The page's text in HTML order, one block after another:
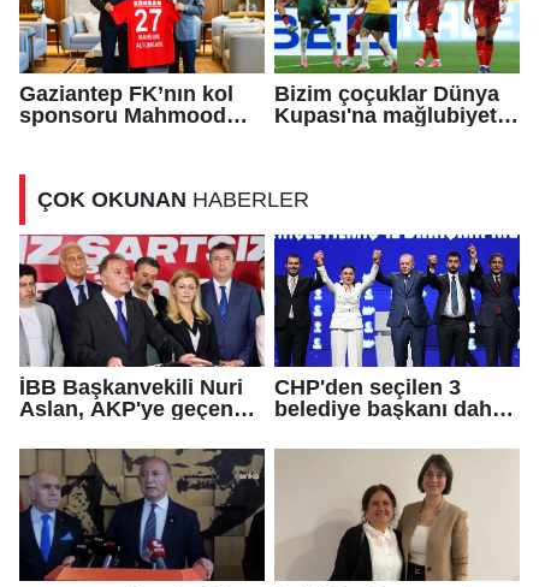
Gaziantep FK’nın kol
sponsoru Mahmood
Bizim çoçuklar Dünya
Kupası'na mağlubiyetle
ÇOK OKUNAN HABERLER
İBB Başkanvekili Nuri
Aslan, AKP'ye geçen
iddialarına yanıt verdi
CHP'den seçilen 3
belediye başkanı daha